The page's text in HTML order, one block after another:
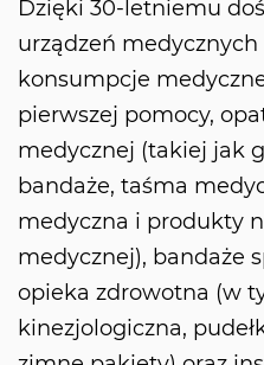
Dzięki 30-letniemu
urządzeń
konsumpcje
pierwszej pomocy,
medycznej (takiej jak
bandaże, taśma
medyczna i produkty
medycznej), bandaże
opieka zdrowotna (w
kinezjologiczna,